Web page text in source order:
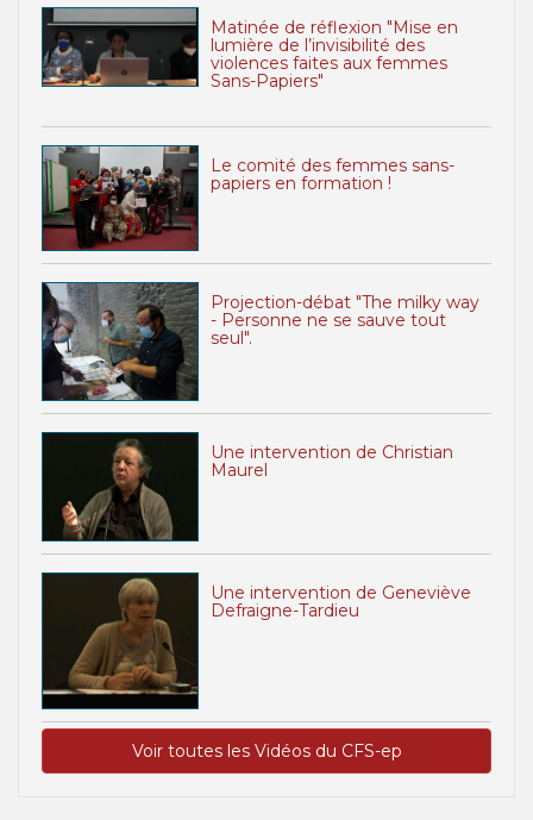
Matinée de réflexion "Mise en
lumière de l’invisibilité des
violences faites aux femmes
Sans-Papiers"
Le comité des femmes sans-
papiers en formation !
Projection-débat "The milky way
- Personne ne se sauve tout
seul".
Une intervention de Christian
Maurel
Une intervention de Geneviève
Defraigne-Tardieu
Voir toutes les Vidéos du CFS-ep